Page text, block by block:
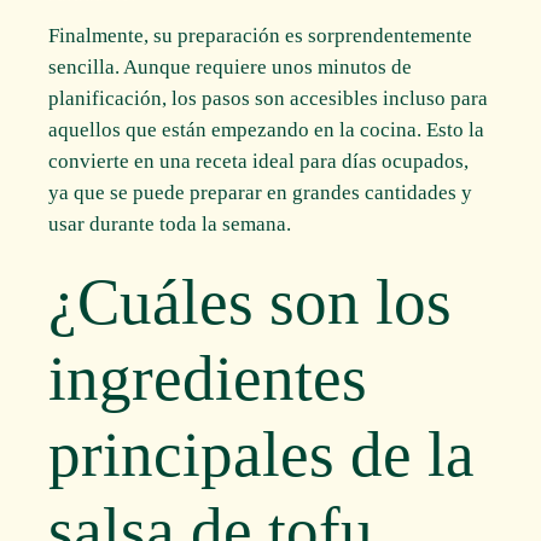
Finalmente, su preparación es sorprendentemente
sencilla. Aunque requiere unos minutos de
planificación, los pasos son accesibles incluso para
aquellos que están empezando en la cocina. Esto la
convierte en una receta ideal para días ocupados,
ya que se puede preparar en grandes cantidades y
usar durante toda la semana.
¿Cuáles son los
ingredientes
principales de la